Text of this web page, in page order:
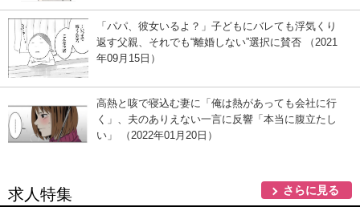
「パパ、彼女いるよ？」子どもにバレても浮気くり
返す父親、それでも“離婚しない”選択に賛否 （2021
年09月15日）
高熱と咳で寝込む妻に「俺は熱があっても会社に行
く」、夫のありえない一言に反響「本当に腹立たし
い」 （2022年01月20日）
求人特集 さらに見る